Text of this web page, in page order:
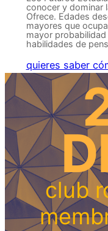
conocer y dominar
Ofrece. Edades
mayores que
mayor
habilidades de
quieres saber
club